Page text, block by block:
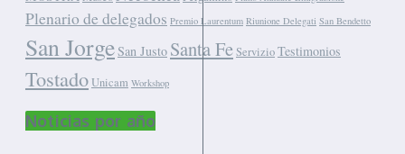
Plenario de delegados Premio Laurentum Riunione Delegati San Bendetto
San JorgeSan Justo Santa FeServizioTestimonios
TostadoUnicam Workshop
Noticias por año